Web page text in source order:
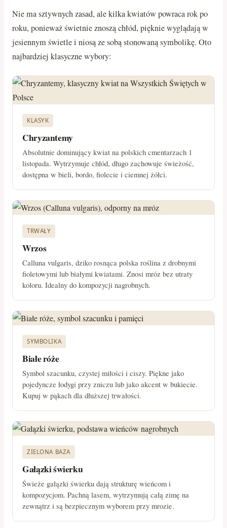
Nie ma sztywnych zasad, ale kilka kwiatów powraca rok po
roku, ponieważ świetnie znoszą chłód, pięknie wyglądają w
jesiennym świetle i niosą ze sobą stonowaną symbolikę. Oto
najbardziej klasyczne wybory:
KLASYK
Chryzantemy
Absolutnie dominujący kwiat na polskich cmentarzach 1
listopada. Wytrzymuje chłód, długo zachowuje świeżość,
dostępna w bieli, bordo, fiolecie i ciemnej żółci.
TRWAŁY
Wrzos
Calluna vulgaris, dziko rosnąca polska roślina z drobnymi
fioletowymi lub białymi kwiatami. Znosi mróz bez utraty
koloru. Idealny do kompozycji nagrobnych.
SYMBOLIKA
Białe róże
Symbol szacunku, czystej miłości i ciszy. Piękne jako
pojedyncze łodygi przy zniczu lub jako akcent w bukiecie.
Kupuj w pąkach dla dłuższej trwałości.
ZIELONA BAZA
Gałązki świerku
Świeże gałązki świerku dają strukturę wieńcom i
kompozycjom. Pachną lasem, wytrzymują całą zimę na
zewnątrz i są bezpiecznym wyborem przy mrozie.